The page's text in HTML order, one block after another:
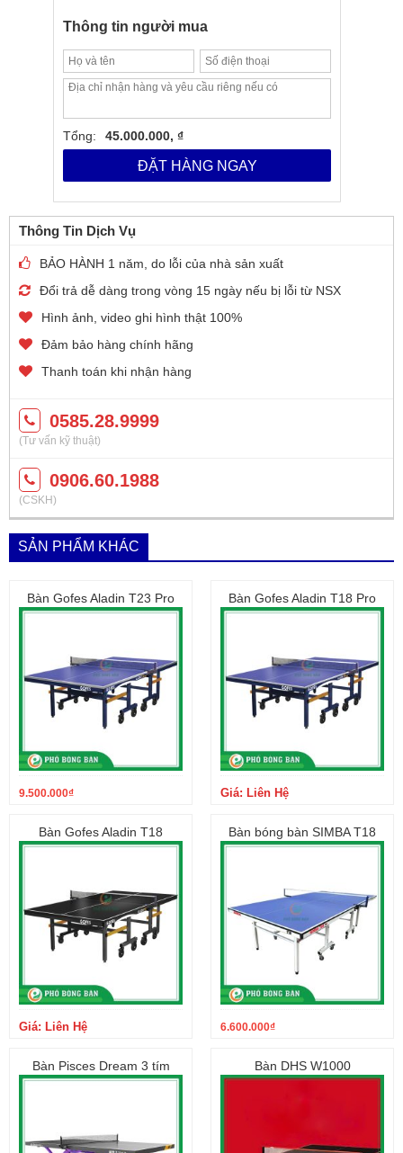
Thông tin người mua
Tổng: 45.000.000, ₫
ĐẶT HÀNG NGAY
Thông Tin Dịch Vụ
BẢO HÀNH 1 năm, do lỗi của nhà sản xuất
Đổi trả dễ dàng trong vòng 15 ngày nếu bị lỗi từ NSX
Hình ảnh, video ghi hình thật 100%
Đảm bảo hàng chính hãng
Thanh toán khi nhận hàng
0585.28.9999
(Tư vấn kỹ thuật)
0906.60.1988
(CSKH)
SẢN PHẨM KHÁC
Bàn Gofes Aladin T23 Pro
9.500.000₫
Bàn Gofes Aladin T18 Pro
Giá: Liên Hệ
Bàn Gofes Aladin T18
Giá: Liên Hệ
Bàn bóng bàn SIMBA T18
6.600.000₫
Bàn Pisces Dream 3 tím Bàn DHS W1000